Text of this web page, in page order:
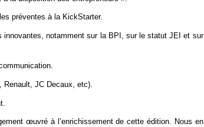
préventes à la KickStarter.
notamment sur la BPI, sur le statut JEI et sur
JC Decaux, etc).
œuvré à l’enrichissement de cette édition. Nous en